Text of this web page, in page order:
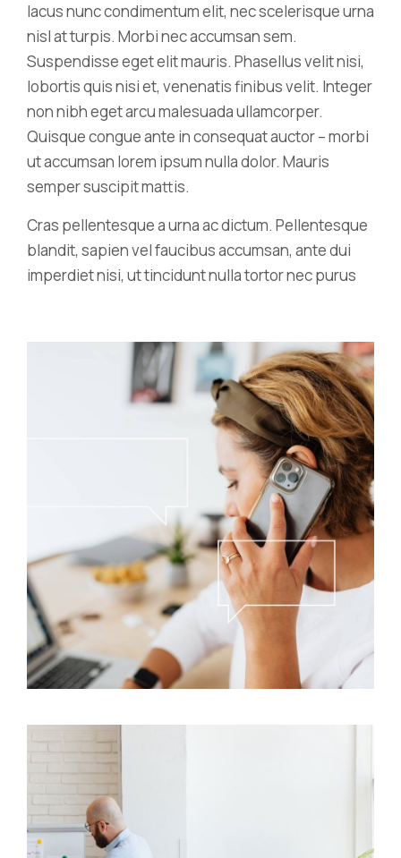
lacus nunc condimentum elit, nec scelerisque urna
nisl at turpis. Morbi nec accumsan sem.
Suspendisse eget elit mauris. Phasellus velit nisi,
lobortis quis nisi et, venenatis finibus velit. Integer
non nibh eget arcu malesuada ullamcorper.
Quisque congue ante in consequat auctor – morbi
ut accumsan lorem ipsum nulla dolor. Mauris
semper suscipit mattis.
Cras pellentesque a urna ac dictum. Pellentesque
blandit, sapien vel faucibus accumsan, ante dui
imperdiet nisi, ut tincidunt nulla tortor nec purus